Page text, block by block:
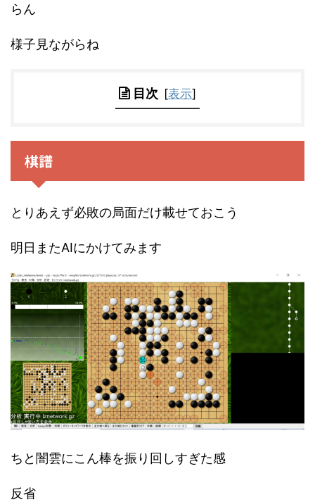
らん
様子見ながらね
目次 [表示]
棋譜
とりあえず必敗の局面だけ載せておこう
明日またAIにかけてみます
ちと闇雲にこん棒を振り回しすぎた感
反省